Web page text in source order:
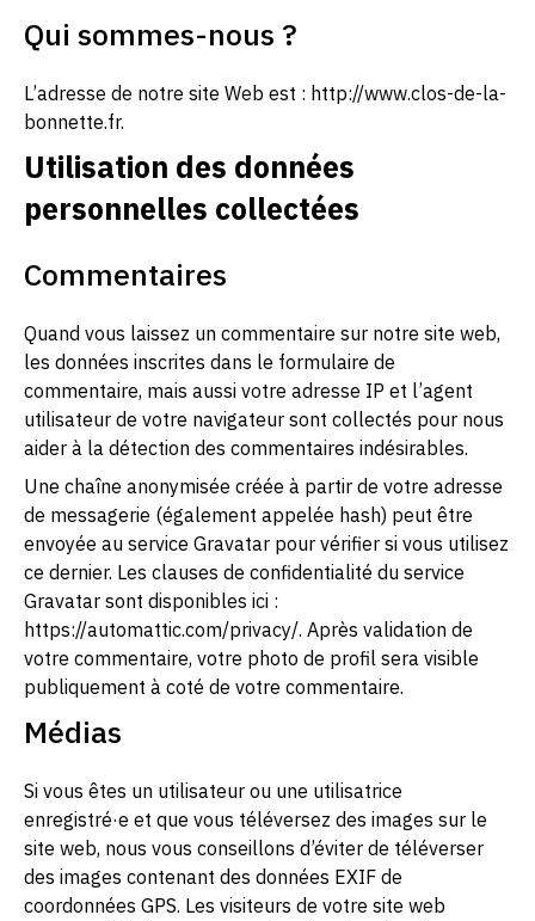
Qui sommes-nous ?
L’adresse de notre site Web est : http://www.clos-de-la-
bonnette.fr.
Utilisation des données
personnelles collectées
Commentaires
Quand vous laissez un commentaire sur notre site web,
les données inscrites dans le formulaire de
commentaire, mais aussi votre adresse IP et l’agent
utilisateur de votre navigateur sont collectés pour nous
aider à la détection des commentaires indésirables.
Une chaîne anonymisée créée à partir de votre adresse
de messagerie (également appelée hash) peut être
envoyée au service Gravatar pour vérifier si vous utilisez
ce dernier. Les clauses de confidentialité du service
Gravatar sont disponibles ici :
https://automattic.com/privacy/. Après validation de
votre commentaire, votre photo de profil sera visible
publiquement à coté de votre commentaire.
Médias
Si vous êtes un utilisateur ou une utilisatrice
enregistré·e et que vous téléversez des images sur le
site web, nous vous conseillons d’éviter de téléverser
des images contenant des données EXIF de
coordonnées GPS. Les visiteurs de votre site web